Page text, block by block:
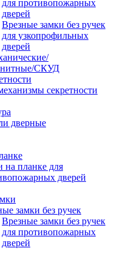
для противопожарных
дверей
Врезные замки без ручек
для узкопрофильных
дверей
СКУД
секретности
дверные
на планке для
дверей
замки без ручек
Врезные замки без ручек
для противопожарных
дверей